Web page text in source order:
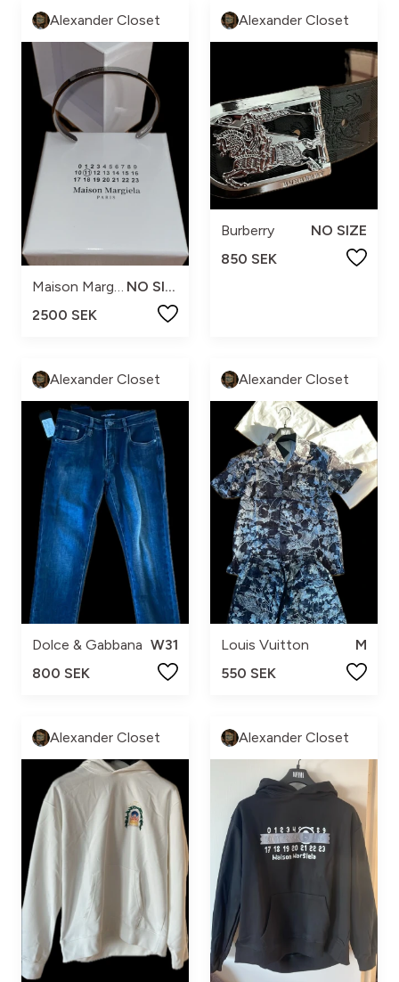
Alexander Closet
NO SIZE
2500 SEK
Alexander Closet
Burberry
NO SIZE
850 SEK
Alexander Closet
Dolce & Gabbana W31
800 SEK
Alexander Closet
Louis Vuitton
M
550 SEK
Alexander Closet Alexander Closet